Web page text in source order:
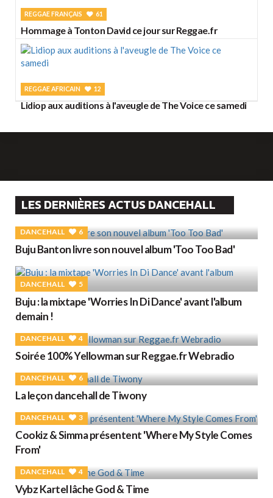
REGGAE FRANÇAIS 61
Hommage à Tonton David ce jour sur Reggae.fr
REGGAE AFRICAIN 12
Lidiop aux auditions à l'aveugle de The Voice ce samedi
LES DERNIÈRES ACTUS DANCEHALL
DANCEHALL 6
Buju Banton livre son nouvel album 'Too Too Bad'
DANCEHALL 5
Buju : la mixtape 'Worries In Di Dance' avant l'album
demain !
DANCEHALL 4
Soirée 100% Yellowman sur Reggae.fr Webradio
DANCEHALL 6
La leçon dancehall de Tiwony
DANCEHALL 3
Cookiz & Simma présentent 'Where My Style Comes
From'
DANCEHALL 4
Vybz Kartel lâche God & Time